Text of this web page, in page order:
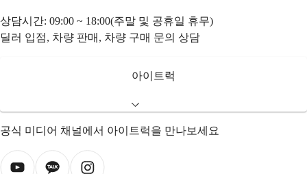
상담시간: 09:00 ~ 18:00(주말 및 공휴일 휴무)
딜러 입점, 차량 판매, 차량 구매 문의 상담
아이트럭
공식 미디어 채널에서 아이트럭을 만나보세요